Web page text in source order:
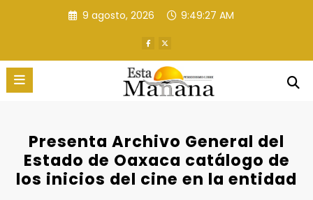
9 agosto, 2026 9:49:28 AM
Presenta Archivo General del
Estado de Oaxaca catálogo de
los inicios del cine en la entidad